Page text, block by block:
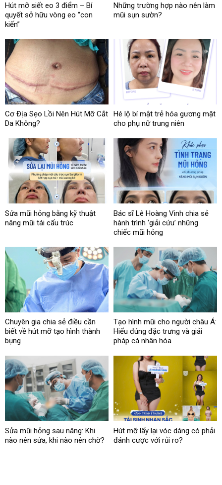
Hút mỡ siết eo 3 điểm – Bí
quyết sở hữu vòng eo “con
kiến”
Những trường hợp nào nên làm
mũi sụn sườn?
Cơ Địa Sẹo Lồi Nên Hút Mỡ Cắt
Da Không?
Hé lộ bí mật trẻ hóa gương mặt
cho phụ nữ trung niên
Sửa mũi hỏng bằng kỹ thuật
nâng mũi tái cấu trúc
Bác sĩ Lê Hoàng Vinh chia sẻ
hành trình ‘giải cứu’ những
chiếc mũi hỏng
Chuyên gia chia sẻ điều cần
biết về hút mỡ tạo hình thành
bụng
Tạo hình mũi cho người châu Á:
Hiểu đúng đặc trưng và giải
pháp cá nhân hóa
Sửa mũi hỏng sau nâng: Khi
nào nên sửa, khi nào nên chờ?
Hút mỡ lấy lại vóc dáng có phải
đánh cược với rủi ro?